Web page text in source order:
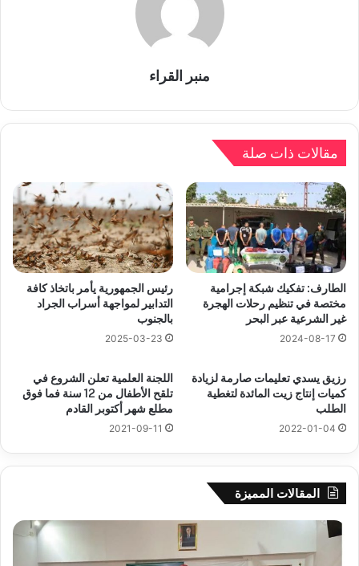
منبر القراء
مقالات ذات صلة
الطارف: تفكيك شبكة إجرامية
مختصة في تنظيم رحلات الهجرة
غير الشرعية عبر البحر
2024-08-17
رئيس الجمهورية يأمر باتخاذ كافة
التدابير لمواجهة أسراب الجراد
بالجنوب
2025-03-23
رزيق يسدي تعليمات صارمة لزيادة
كميات إنتاج زيت المائدة لتغطية
الطلب
2022-01-04
اللجنة العلمية تعلن الشروع في
تلقح الأطفال من 12 سنة فما فوق
مطلع شهر أكتوبر القادم
2021-09-11
المقالات المميزة
جيجل: